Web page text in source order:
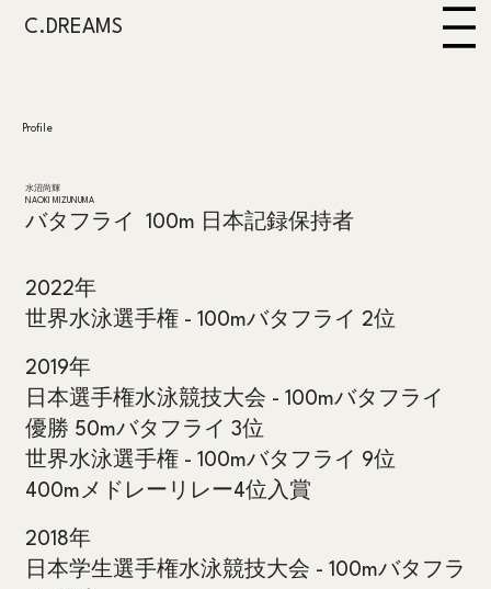
C.DREAMS
Profile
水沼尚輝
NAOKI MIZUNUMA
バタフライ 100m 日本記録保持者
2022年
世界水泳選手権- 100mバタフライ 2位
2019年
日本選手権水泳競技大会 - 100mバタフライ
優勝 50mバタフライ 3位
世界水泳選手権- 100mバタフライ 9位
400mメドレーリレー4位入賞
2018年
日本学生選手権水泳競技大会 - 100mバタフラ